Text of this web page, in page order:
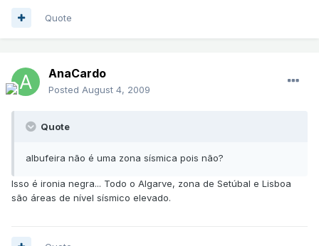
Quote
AnaCardo
Posted August 4, 2009
Quote
albufeira não é uma zona sísmica pois não?
Isso é ironia negra... Todo o Algarve, zona de Setúbal e Lisboa
são áreas de nível sísmico elevado.